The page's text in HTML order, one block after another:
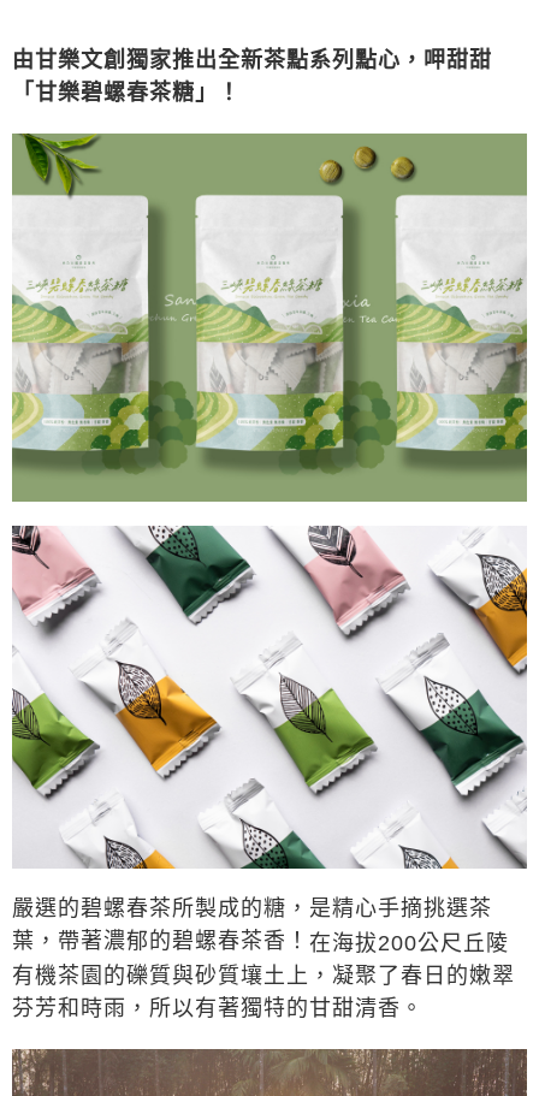
由甘樂文創獨家推出全新茶點系列點心，呷甜甜
「甘樂碧螺春茶糖」
！
嚴選的碧螺春茶所製成的糖，是精心手摘挑選茶
葉，帶著濃郁的碧螺春茶香！ 在海拔200公尺丘陵
有機茶園的礫質與砂質壤土上，凝聚了春日的嫩翠
芬芳和時雨，所以有著獨特的甘甜清香。